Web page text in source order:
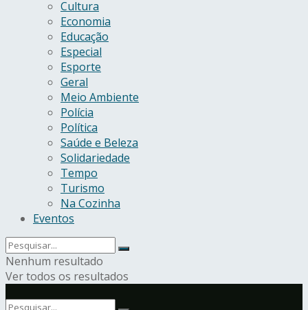
Cultura
Economia
Educação
Especial
Esporte
Geral
Meio Ambiente
Polícia
Política
Saúde e Beleza
Solidariedade
Tempo
Turismo
Na Cozinha
Eventos
Nenhum resultado
Ver todos os resultados